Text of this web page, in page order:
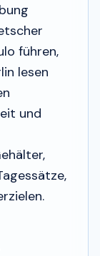
führen,
lesen
und